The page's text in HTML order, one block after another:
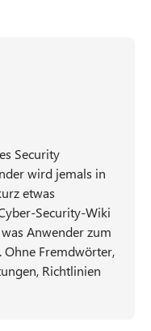
Security
wird jemals in
etwas
Security-Wiki
Anwender zum
Ohne Fremdwörter,
Richtlinien